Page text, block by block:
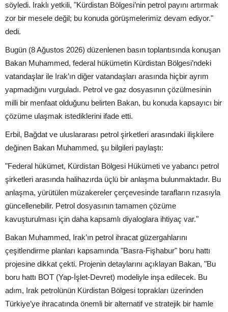
söyledi. Iraklı yetkili, "Kürdistan Bölgesi’nin petrol payını artırmak
zor bir mesele değil; bu konuda görüşmelerimiz devam ediyor."
dedi.
Bugün (8 Ağustos 2026) düzenlenen basın toplantısında konuşan
Bakan Muhammed, federal hükümetin Kürdistan Bölgesi’ndeki
vatandaşlar ile Irak’ın diğer vatandaşları arasında hiçbir ayrım
yapmadığını vurguladı. Petrol ve gaz dosyasının çözülmesinin
milli bir menfaat olduğunu belirten Bakan, bu konuda kapsayıcı bir
çözüme ulaşmak istediklerini ifade etti.
Erbil, Bağdat ve uluslararası petrol şirketleri arasındaki ilişkilere
değinen Bakan Muhammed, şu bilgileri paylaştı:
"Federal hükümet, Kürdistan Bölgesi Hükümeti ve yabancı petrol
şirketleri arasında halihazırda üçlü bir anlaşma bulunmaktadır. Bu
anlaşma, yürütülen müzakereler çerçevesinde tarafların rızasıyla
güncellenebilir. Petrol dosyasının tamamen çözüme
kavuşturulması için daha kapsamlı diyaloglara ihtiyaç var."
Bakan Muhammed, Irak’ın petrol ihracat güzergahlarını
çeşitlendirme planları kapsamında "Basra-Fişhabur" boru hattı
projesine dikkat çekti. Projenin detaylarını açıklayan Bakan, "Bu
boru hattı BOT (Yap-İşlet-Devret) modeliyle inşa edilecek. Bu
adım, Irak petrolünün Kürdistan Bölgesi toprakları üzerinden
Türkiye’ye ihracatında önemli bir alternatif ve stratejik bir hamle